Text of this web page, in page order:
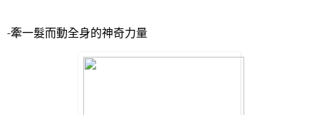
-牽一髮而動全身的神奇力量